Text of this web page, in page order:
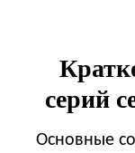
серий
Основные